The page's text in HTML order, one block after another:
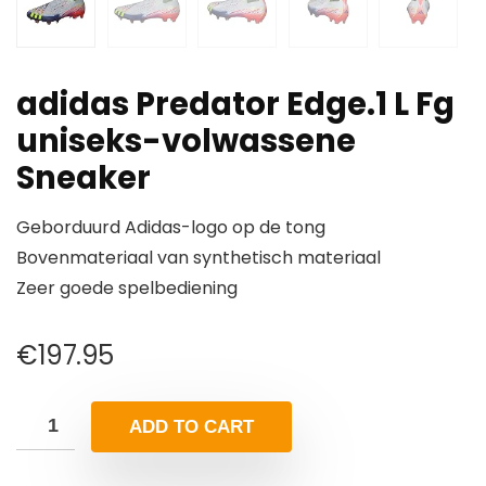
adidas Predator Edge.1 L Fg
uniseks-volwassene
Sneaker
Geborduurd Adidas-logo op de tong
Bovenmateriaal van synthetisch materiaal
Zeer goede spelbediening
€197.95
ADD TO CART